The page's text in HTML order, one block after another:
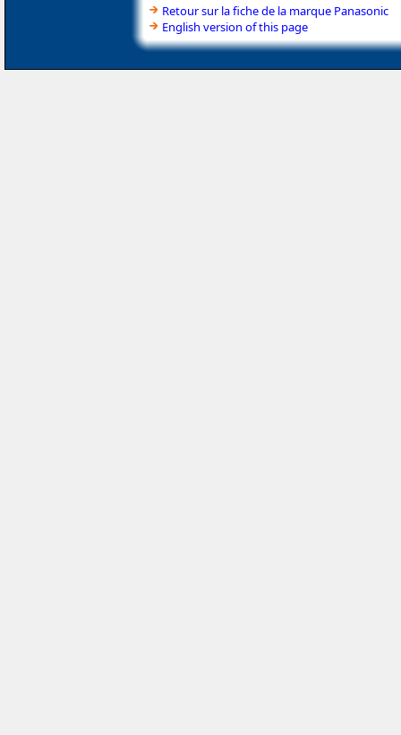
Retour sur la fiche de la marque Panasonic
English version of this page